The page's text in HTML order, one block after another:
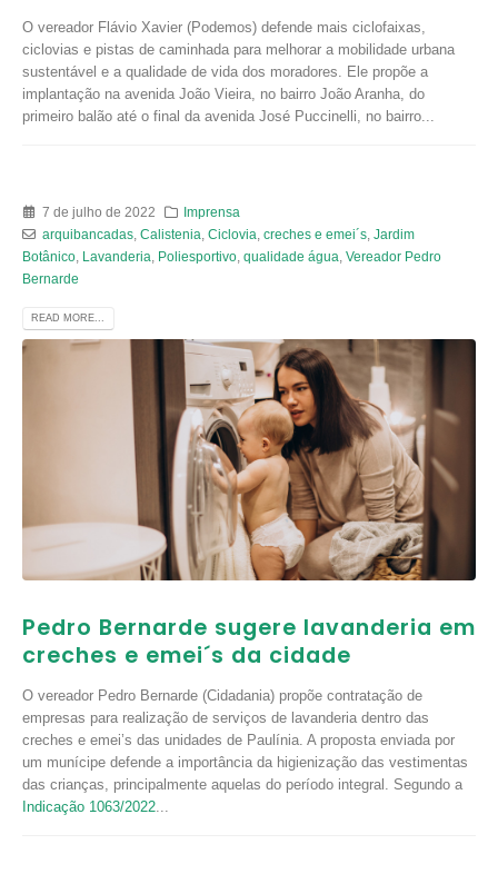
O vereador Flávio Xavier (Podemos) defende mais ciclofaixas,
ciclovias e pistas de caminhada para melhorar a mobilidade urbana
sustentável e a qualidade de vida dos moradores. Ele propõe a
implantação na avenida João Vieira, no bairro João Aranha, do
primeiro balão até o final da avenida José Puccinelli, no bairro...
7 de julho de 2022
Imprensa
arquibancadas, Calistenia Ciclovia creches e emei´s, Jardim
Botânico
Lavanderia Poliesportivo qualidade água Vereador Pedro
Bernarde
READ MORE...
Pedro Bernarde sugere lavanderia em
creches e emei´s da cidade
O vereador Pedro Bernarde (Cidadania) propõe contratação de
empresas para realização de serviços de lavanderia dentro das
creches e emei’s das unidades de Paulínia. A proposta enviada por
um munícipe defende a importância da higienização das vestimentas
das crianças, principalmente aquelas do período integral. Segundo a
Indicação 1063/2022...